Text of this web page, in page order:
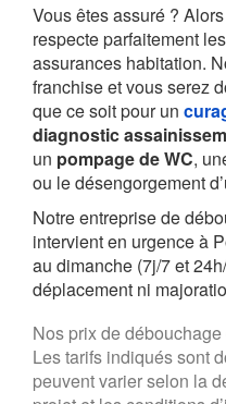
Vous êtes assuré ?
respecte parfaitement
assurances habitation.
franchise et vous serez
que ce soit pour un
diagnostic
un pompage de WC,
ou le désengorgement
Notre entreprise de
intervient en urgence à
au dimanche (7j/7 et
déplacement ni
Nos prix de
Les tarifs indiqués sont
peuvent varier selon la